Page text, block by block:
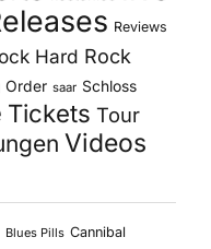
Reviews
Hard Rock
Order saar Schloss
Tickets Tour
Videos
Blues Pills Cannibal